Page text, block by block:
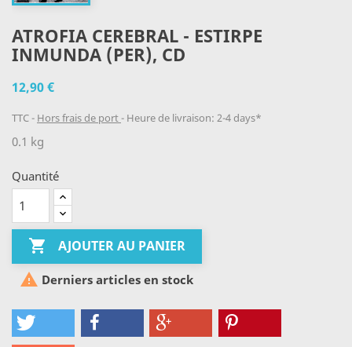
ATROFIA CEREBRAL - ESTIRPE
INMUNDA (PER), CD
12,90 €
TTC Hors frais de port Heure de livraison: 2-4 days*
0.1 kg
Quantité
 AJOUTER AU PANIER
 Derniers articles en stock